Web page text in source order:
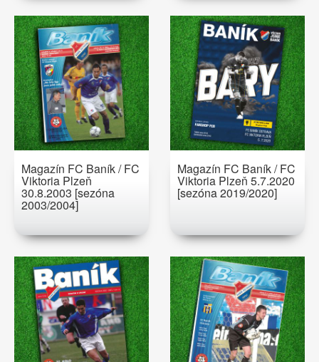
Magazín FC Baník / FC
Viktoria Plzeň
30.8.2003 [sezóna
2003/2004]
Magazín FC Baník / FC
Viktoria Plzeň 5.7.2020
[sezóna 2019/2020]